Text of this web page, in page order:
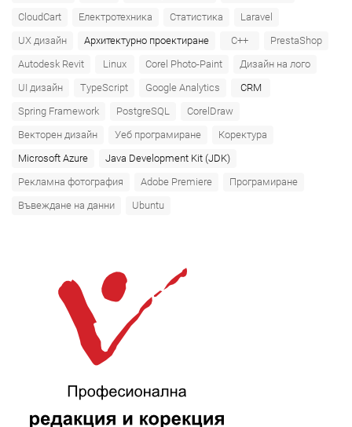
CloudCart
Електротехника Статистика
Laravel
UX дизайн
Архитектурно проектиране C++
PrestaShop
Autodesk Revit
Linux Corel Photo-Paint
Дизайн на лого
UI дизайн
TypeScript Google Analytics
CRM
Spring Framework
PostgreSQL
CorelDraw
Векторен дизайн
Уеб програмиране
Коректура
Microsoft Azure‎
Java Development Kit (JDK)
Рекламна фотография
Adobe Premiere
Програмиране
Въвеждане на данни
Ubuntu